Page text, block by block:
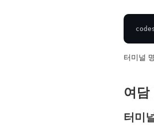
터미널
여담
터미